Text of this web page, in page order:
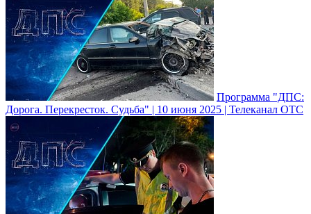
Программа "ДПС:
Дорога. Перекресток. Судьба" | 10 июня 2025 | Телеканал ОТС